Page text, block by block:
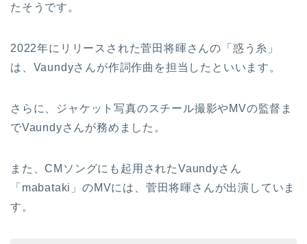
たそうです。
2022年にリリースされた菅田将暉さんの「惑う糸」
は、 Vaundyさんが作詞作曲を担当したといいます 。
さらに、ジャケット写真のスチール撮影やMVの監督ま
でVaundyさんが務めました。
また、CMソングにも起用されたVaundyさん
「mabataki」のMVには、菅田将暉さんが出演していま
す 。